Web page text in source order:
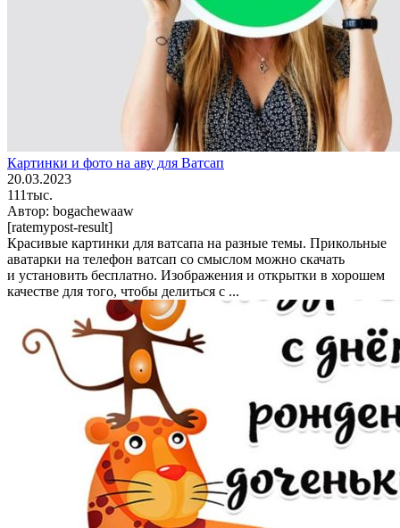
Картинки и фото на аву для Ватсап
20.03.2023
111тыс.
Автор: bogachewaaw
[ratemypost-result]
Красивые картинки для ватсапа на разные темы. Прикольные
аватарки на телефон ватсап со смыслом можно скачать
и установить бесплатно. Изображения и открытки в хорошем
качестве для того, чтобы делиться с ...